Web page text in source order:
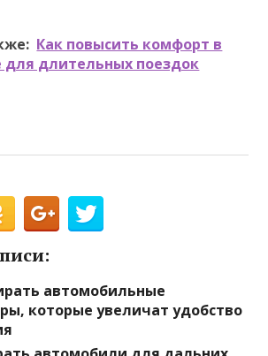
Как повысить комфорт в
для длительных поездок
автомобильные
которые увеличат удобство